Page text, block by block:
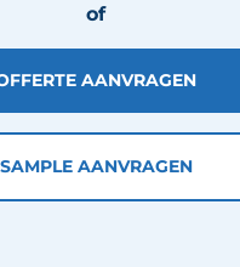
of
AANVRAGEN
SAMPLE AANVRAGEN